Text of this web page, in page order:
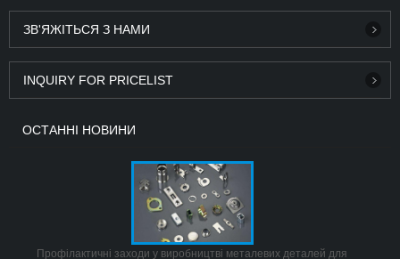
ЗВ'ЯЖІТЬСЯ З НАМИ
INQUIRY FOR PRICELIST
ОСТАННІ НОВИНИ
Профілактичні заходи у виробництві металевих деталей для